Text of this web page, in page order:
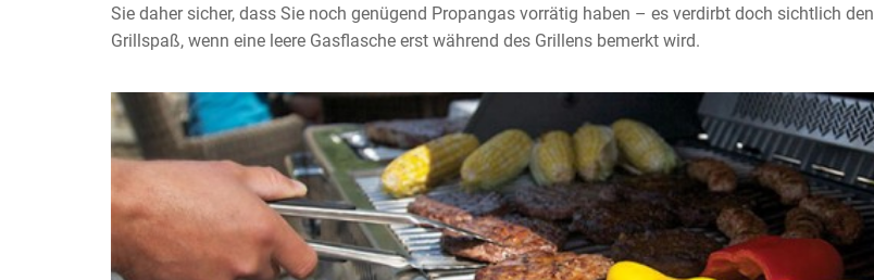
Sie daher sicher, dass Sie noch genügend Propangas vorrätig haben – es verdirbt doch sichtlich den
Grillspaß, wenn eine leere Gasflasche erst während des Grillens bemerkt wird.